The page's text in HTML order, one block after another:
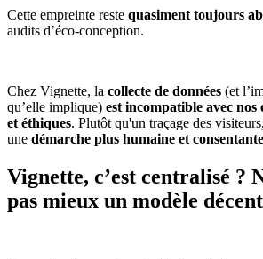
Cette empreinte reste quasiment toujours
audits d’éco-conception.
Chez Vignette, la collecte de données (et
qu’elle implique) est incompatible avec nos
et éthiques. Plutôt qu'un traçage des
une démarche plus humaine et consentante
Vignette, c’est centralisé ?
pas mieux un modèle